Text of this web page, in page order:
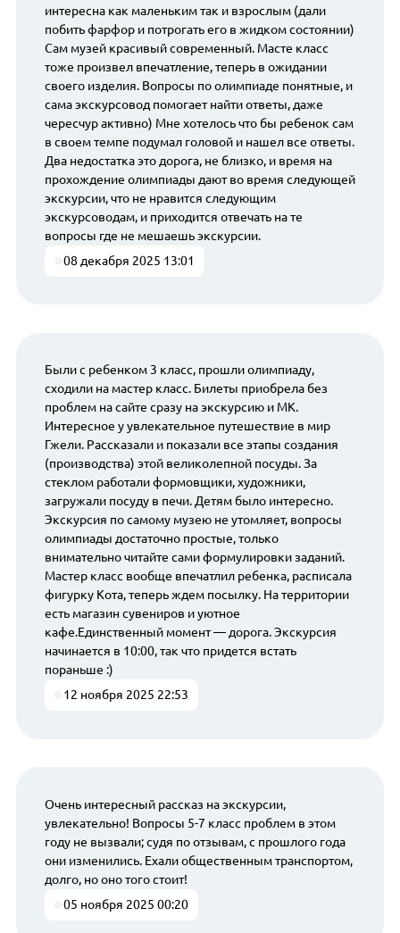
интересна как маленьким так и взрослым (дали
побить фарфор и потрогать его в жидком состоянии)
Сам музей красивый современный. Масте класс
тоже произвел впечатление, теперь в ожидании
своего изделия. Вопросы по олимпиаде понятные, и
сама экскурсовод помогает найти ответы, даже
чересчур активно) Мне хотелось что бы ребенок сам
в своем темпе подумал головой и нашел все ответы.
Два недостатка это дорога, не близко, и время на
прохождение олимпиады дают во время следующей
экскурсии, что не нравится следующим
экскурсоводам, и приходится отвечать на те
вопросы где не мешаешь экскурсии.
08 декабря 2025 13:01
Были с ребенком 3 класс, прошли олимпиаду,
сходили на мастер класс. Билеты приобрела без
проблем на сайте сразу на экскурсию и МК.
Интересное у увлекательное путешествие в мир
Гжели. Рассказали и показали все этапы создания
(производства) этой великолепной посуды. За
стеклом работали формовщики, художники,
загружали посуду в печи. Детям было интересно.
Экскурсия по самому музею не утомляет, вопросы
олимпиады достаточно простые, только
внимательно читайте сами формулировки заданий.
Мастер класс вообще впечатлил ребенка, расписала
фигурку Кота, теперь ждем посылку. На территории
есть магазин сувениров и уютное
кафе.Единственный момент — дорога. Экскурсия
начинается в 10:00, так что придется встать
пораньше :)
12 ноября 2025 22:53
Очень интересный рассказ на экскурсии,
увлекательно! Вопросы 5-7 класс проблем в этом
году не вызвали; судя по отзывам, с прошлого года
они изменились. Ехали общественным транспортом,
долго, но оно того стоит!
05 ноября 2025 00:20